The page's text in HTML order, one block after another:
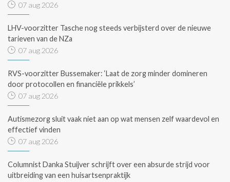
07 aug 2026
LHV-voorzitter Tasche nog steeds verbijsterd over de nieuwe
tarieven van de NZa
07 aug 2026
RVS-voorzitter Bussemaker: ‘Laat de zorg minder domineren
door protocollen en financiële prikkels’
07 aug 2026
Autismezorg sluit vaak niet aan op wat mensen zelf waardevol en
effectief vinden
07 aug 2026
Columnist Danka Stuijver schrijft over een absurde strijd voor
uitbreiding van een huisartsenpraktijk